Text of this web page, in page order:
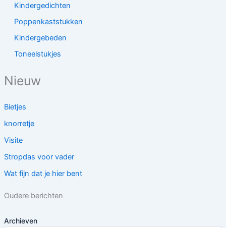
Kindergedichten
Poppenkaststukken
Kindergebeden
Toneelstukjes
Nieuw
Bietjes
knorretje
Visite
Stropdas voor vader
Wat fijn dat je hier bent
Oudere berichten
Archieven